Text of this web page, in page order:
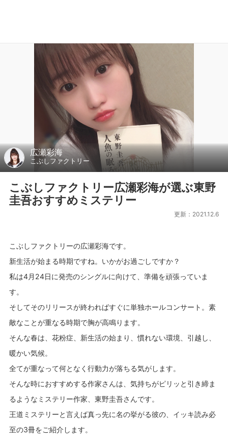
広瀬彩海
こぶしファクトリー
こぶしファクトリー広瀬彩海が選ぶ東野
圭吾おすすめミステリー
更新：2021.12.6
こぶしファクトリーの広瀬彩海です。
新生活が始まる時期ですね。いかがお過ごしですか？
私は4月24日に発売のシングルに向けて、準備を頑張っていま
す。
そしてそのリリースが終わればすぐに単独ホールコンサート。素
敵なことが重なる時期で胸が高鳴ります。
そんな春は、花粉症、新生活の始まり、慣れない環境、引越し、
暖かい気候。
全てが重なって何となく行動力が落ちる気がします。
そんな時におすすめする作家さんは、気持ちがピリッと引き締ま
るようなミステリー作家、東野圭吾さんです。
王道ミステリーと言えば真っ先に名の挙がる彼の、イッキ読み必